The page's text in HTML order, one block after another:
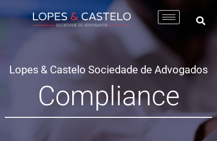
Lopes & Castelo Sociedade de Advogados
Compliance